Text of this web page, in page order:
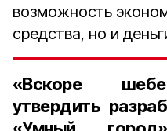
возможность
средства, но и
«Вскоре
утвердить